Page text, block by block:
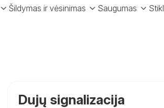
Šildymas ir vėsinimas Saugumas
Dujų signalizacija